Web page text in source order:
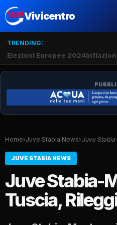
Vivicentro
TRENDING:
Elezioni Europee 2024
Home›Juve Stabia News›Juve
JUVE STABIA NEWS
Juve Stabia-
Tuscia,